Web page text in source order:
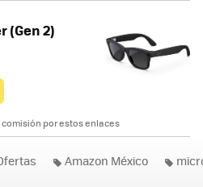
(Gen 2)
comisión por estos enlaces
Amazon México